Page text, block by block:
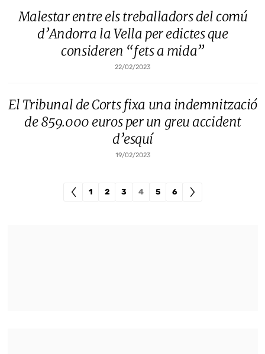
Malestar entre els treballadors del comú
d’Andorra la Vella per edictes que
consideren “fets a mida”
22/02/2023
El Tribunal de Corts fixa una indemnització
de 859.000 euros per un greu accident
d’esquí
19/02/2023
1 2 3 4 5 6